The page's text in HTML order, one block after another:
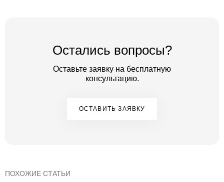
Остались вопросы?
Оставьте заявку на бесплатную
консультацию.
ОСТАВИТЬ ЗАЯВКУ
ПОХОЖИЕ СТАТЬИ